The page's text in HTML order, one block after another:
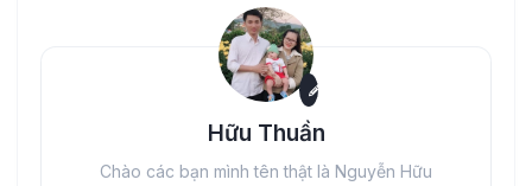
Hữu Thuần
Chào các bạn mình tên thật là Nguyễn Hữu